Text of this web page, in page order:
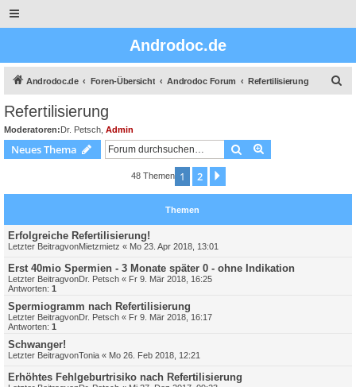
Androdoc.de
Androdoc.de Foren-Übersicht Androdoc Forum Refertilisierung
Refertilisierung
Moderatoren:Dr. Petsch Admin
Neues Thema Suche
48 Themen 1 2
Themen
Erfolgreiche Refertilisierung!
Letzter BeitragvonMietzmietz « Mo 23. Apr 2018, 13:01
Erst 40mio Spermien - 3 Monate später 0 - ohne Indikation
Letzter BeitragvonDr. Petsch « Fr 9. Mär 2018, 16:25
Antworten: 1
Spermiogramm nach Refertilisierung
Letzter BeitragvonDr. Petsch « Fr 9. Mär 2018, 16:17
Antworten: 1
Schwanger!
Letzter BeitragvonTonia « Mo 26. Feb 2018, 12:21
Erhöhtes Fehlgeburtrisiko nach Refertilisierung